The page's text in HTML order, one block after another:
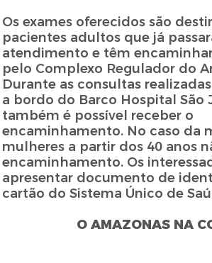
Os exames oferecidos são
pacientes adultos que já
atendimento e têm
pelo Complexo Regulador do
Durante as consultas
a bordo do Barco Hospital São
também é possível receber o
encaminhamento. No caso da
mulheres a partir dos 40 anos
encaminhamento. Os
apresentar documento de
cartão do Sistema Único de
O AMAZONAS NA